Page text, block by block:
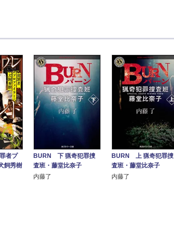
者プ
飼秀樹
BURN 下 猟奇犯罪捜
査班・藤堂比奈子
内藤了
BURN 上 猟奇犯罪捜
査班・藤堂比奈子
内藤了